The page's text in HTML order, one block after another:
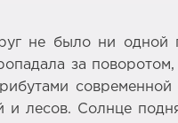
не было ни
за
Солнце